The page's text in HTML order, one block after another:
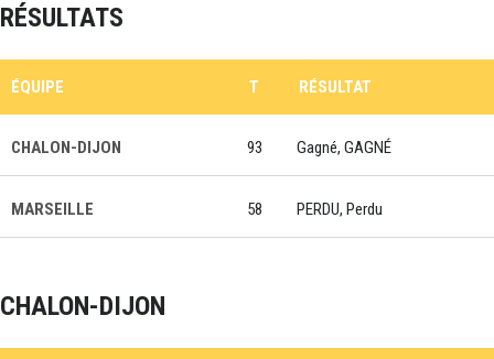
RÉSULTATS
ÉQUIPE T RÉSULTAT
CHALON-DIJON 93 Gagné, GAGNÉ
MARSEILLE 58 PERDU, Perdu
CHALON-DIJON